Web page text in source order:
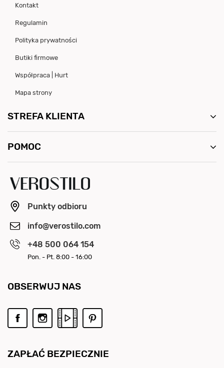
Kontakt
Regulamin
Polityka prywatności
Butiki firmowe
Współpraca | Hurt
Mapa strony
STREFA KLIENTA
POMOC
Punkty odbioru
info@verostilo.com
+48 500 064 154
Pon. - Pt. 8:00 - 16:00
ZAPŁAĆ BEZPIECZNIE
OBSERWUJ NAS